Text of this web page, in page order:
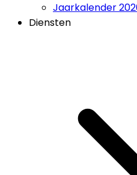
Jaarkalender
Diensten